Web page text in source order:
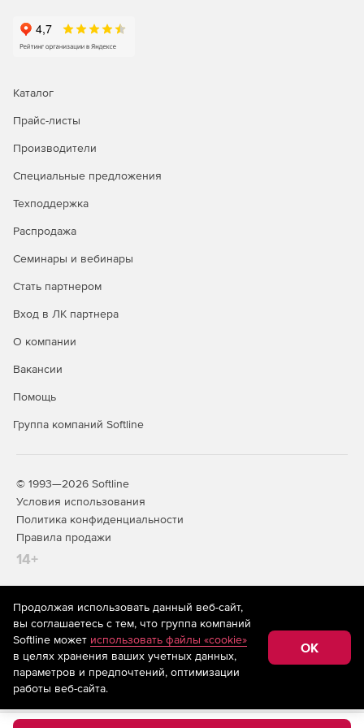
Делегирование службы поддержки на основе ролей
Надо выбрать любую комбинацию задач управления,
и назначить их сотрудникам службы поддержки, HR и
администраторами.
Резервное копирование и аварийное восстановление
восстановление объектов AD, почтовых ящиков
Online, папок OneDrive для бизнеса и т. д.
Восстановление на уровне элементов или атрибутов и
инкрементным резервным копиям.
Каталог
Прайс-листы
Производители
Специальные предложения
Техподдержка
Распродажа
Семинары и вебинары
Стать партнером
Вход в ЛК партнера
О компании
Вакансии
Помощь
Группа компаний Softline
© 1993—2026 Softline
Условия использования
Политика конфиденциальности
Правила продажи
14+
На информационном ресурсе store.softline.ru применяются
рекомендательные технологии(информационные технологии
предоставления информации на основе сбора,
систематизации и анализа сведений, относящихся к
предпочтениям пользователей сети «Интернет»,
находящихся на территории Российской Федерации)
Продолжая использовать данный веб-сайт,
вы соглашаетесь с тем, что группа компаний
Softline может использовать файлы «cookie»
в целях хранения ваших учетных данных,
параметров и предпочтений, оптимизации
работы веб-сайта.
OK